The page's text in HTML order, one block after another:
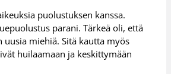
puolustuksen kanssa.
parani. Tärkeä oli, että
miehiä. Sitä kautta myös
huilaamaan ja keskittymään